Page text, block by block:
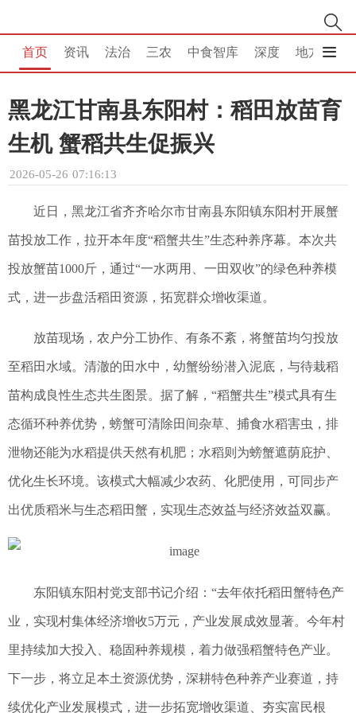
首页 资讯 法治 三农 中食智库 深度 地方
黑龙江甘南县东阳村：稻田放苗育
生机 蟹稻共生促振兴
2026-05-26 07:16:13
近日，黑龙江省齐齐哈尔市甘南县东阳镇东阳村开展蟹
苗投放工作，拉开本年度“稻蟹共生”生态种养序幕。本次共
投放蟹苗1000斤，通过“一水两用、一田双收”的绿色种养模
式，进一步盘活稻田资源，拓宽群众增收渠道。
放苗现场，农户分工协作、有条不紊，将蟹苗均匀投放
至稻田水域。清澈的田水中，幼蟹纷纷潜入泥底，与待栽稻
苗构成良性生态共生图景。据了解，“稻蟹共生”模式具有生
态循环种养优势，螃蟹可清除田间杂草、捕食水稻害虫，排
泄物还能为水稻提供天然有机肥；水稻则为螃蟹遮荫庇护、
优化生长环境。该模式大幅减少农药、化肥使用，可同步产
出优质稻米与生态稻田蟹，实现生态效益与经济效益双赢。
东阳镇东阳村党支部书记介绍：“去年依托稻田蟹特色产
业，实现村集体经济增收5万元，产业发展成效显著。今年村
里持续加大投入、稳固种养规模，着力做强稻蟹特色产业。
下一步，将立足本土资源优势，深耕特色种养产业赛道，持
续优化产业发展模式，进一步拓宽增收渠道、夯实富民根